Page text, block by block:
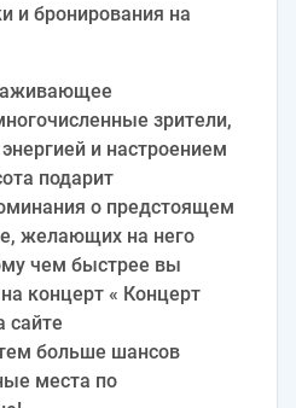
и бронирования на
зрители,
и настроением
подарит
о предстоящем
желающих на него
чем быстрее вы
концерт « Концерт
сайте
больше шансов
места по